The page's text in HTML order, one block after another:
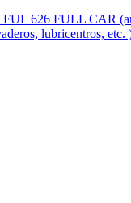
626 FULL CAR
lubricentros, etc.